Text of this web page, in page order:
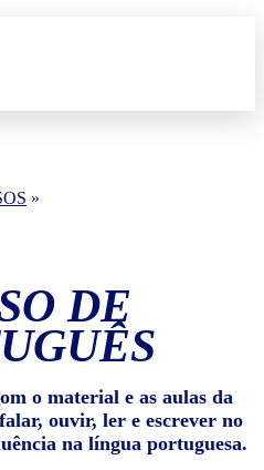
»
DE
o material e as aulas da
ouvir, ler e escrever no
na língua portuguesa.